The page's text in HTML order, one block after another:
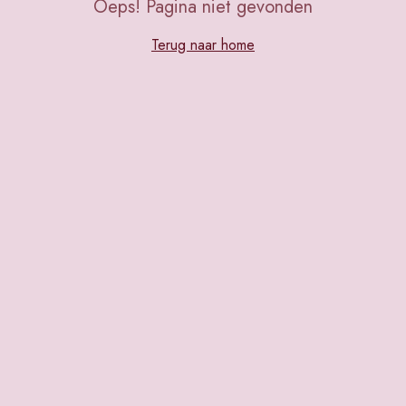
Oeps! Pagina niet gevonden
Terug naar home